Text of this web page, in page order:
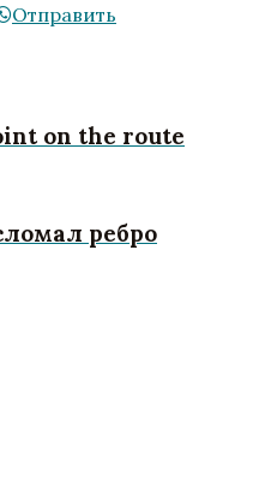
Отправить
on the route
ребро